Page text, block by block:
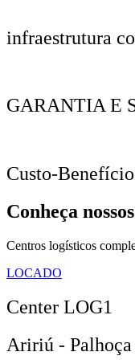
infraestrutura
GARANTIA E
Custo-Benefício
Conheça nossos
Centros logísticos
LOCADO
Center LOG1
Aririú - Palhoça